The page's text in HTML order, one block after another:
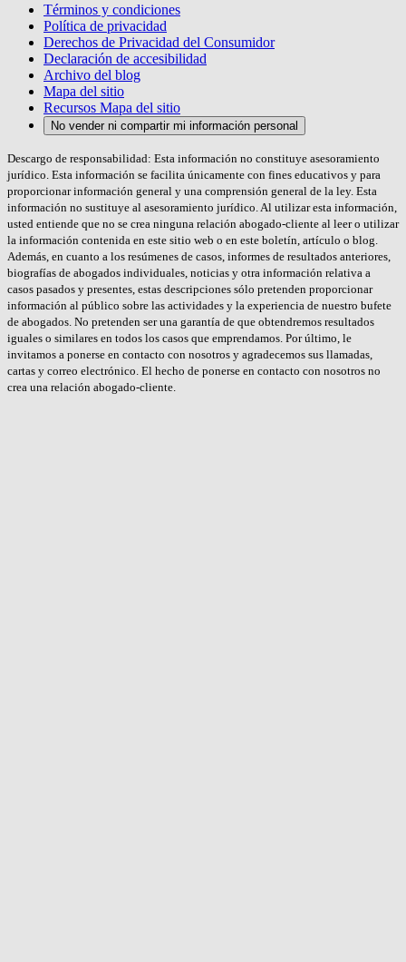
Términos y condiciones
Política de privacidad
Derechos de Privacidad del Consumidor
Declaración de accesibilidad
Archivo del blog
Mapa del sitio
Recursos Mapa del sitio
No vender ni compartir mi información personal
Descargo de responsabilidad: Esta información no constituye asesoramiento
jurídico. Esta información se facilita únicamente con fines educativos y para
proporcionar información general y una comprensión general de la ley. Esta
información no sustituye al asesoramiento jurídico. Al utilizar esta información,
usted entiende que no se crea ninguna relación abogado-cliente al leer o utilizar
la información contenida en este sitio web o en este boletín, artículo o blog.
Además, en cuanto a los resúmenes de casos, informes de resultados anteriores,
biografías de abogados individuales, noticias y otra información relativa a
casos pasados y presentes, estas descripciones sólo pretenden proporcionar
información al público sobre las actividades y la experiencia de nuestro bufete
de abogados. No pretenden ser una garantía de que obtendremos resultados
iguales o similares en todos los casos que emprendamos. Por último, le
invitamos a ponerse en contacto con nosotros y agradecemos sus llamadas,
cartas y correo electrónico. El hecho de ponerse en contacto con nosotros no
crea una relación abogado-cliente.